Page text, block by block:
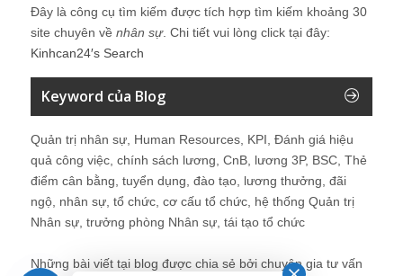
Đây là công cụ tìm kiếm được tích hợp tìm kiếm khoảng 30
site chuyên về nhân sự. Chi tiết vui lòng click tại đây:
Kinhcan24′s Search
Keyword của Blog
Quản trị nhân sự, Human Resources, KPI, Đánh giá hiệu
quả công việc, chính sách lương, CnB, lương 3P, BSC, Thẻ
điểm cân bằng, tuyển dụng, đào tạo, lương thưởng, đãi
ngộ, nhân sự, tổ chức, cơ cấu tổ chức, hệ thống Quản trị
Nhân sự, trưởng phòng Nhân sự, tái tạo tổ chức
Những bài viết tại blog được chia sẻ bởi chuyên gia tư vấn